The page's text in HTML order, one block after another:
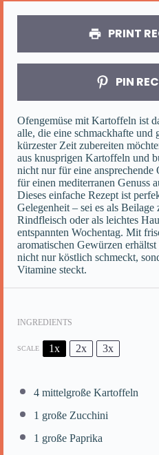
PRINT
PIN
Ofengemüse mit Kartoffeln ist
alle, die eine schmackhafte und
kürzester Zeit zubereiten
aus knusprigen Kartoffeln und
nicht nur für eine ansprechende
für einen mediterranen Genuss
Dieses einfache Rezept ist
Gelegenheit – sei es als Beilage
Rindfleisch oder als leichtes
entspannten Wochentag. Mit
aromatischen Gewürzen
nicht nur köstlich schmeckt,
Vitamine steckt.
INGREDIENTS
SCALE 1x 2x 3x
4 mittelgroße Kartoffeln
1 große Zucchini
1 große Paprika